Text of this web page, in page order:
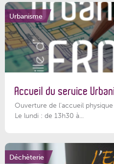
Urbanisme
Accueil du service
Ouverture de l'accueil
Le lundi : de 13h30 à...
Déchèterie